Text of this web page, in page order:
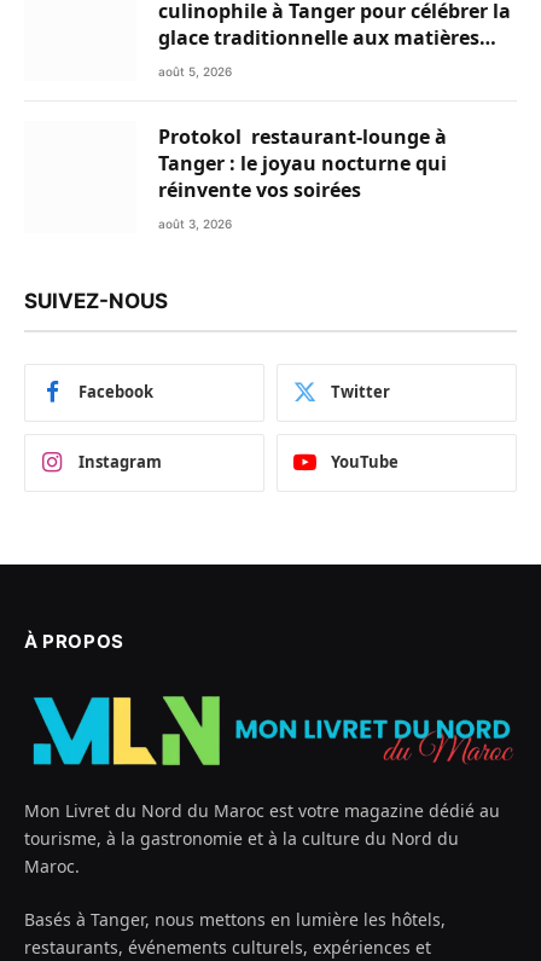
culinophile à Tanger pour célébrer la
glace traditionnelle aux matières
premières de choix
août 5, 2026
Protokol restaurant-lounge à
Tanger : le joyau nocturne qui
réinvente vos soirées
août 3, 2026
SUIVEZ-NOUS
Facebook Twitter
Instagram YouTube
À PROPOS
Mon Livret du Nord du Maroc est votre magazine dédié au
tourisme, à la gastronomie et à la culture du Nord du
Maroc.
Basés à Tanger, nous mettons en lumière les hôtels,
restaurants, événements culturels, expériences et